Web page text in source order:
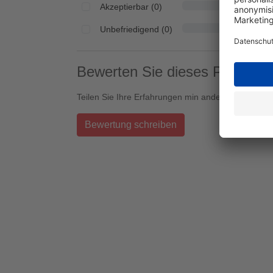
Akzeptierbar (0)
Unbefriedigend (0)
Bewerten Sie dieses Produkt!
Teilen Sie Ihre Erfahrungen min anderen Kunden
Bewertung schreiben